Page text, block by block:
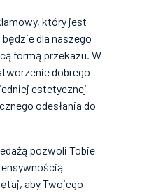
który jest
dla naszego
formą przekazu. W
dobrego
estetycznej
odesłania do
pozwoli Tobie
aby Twojego